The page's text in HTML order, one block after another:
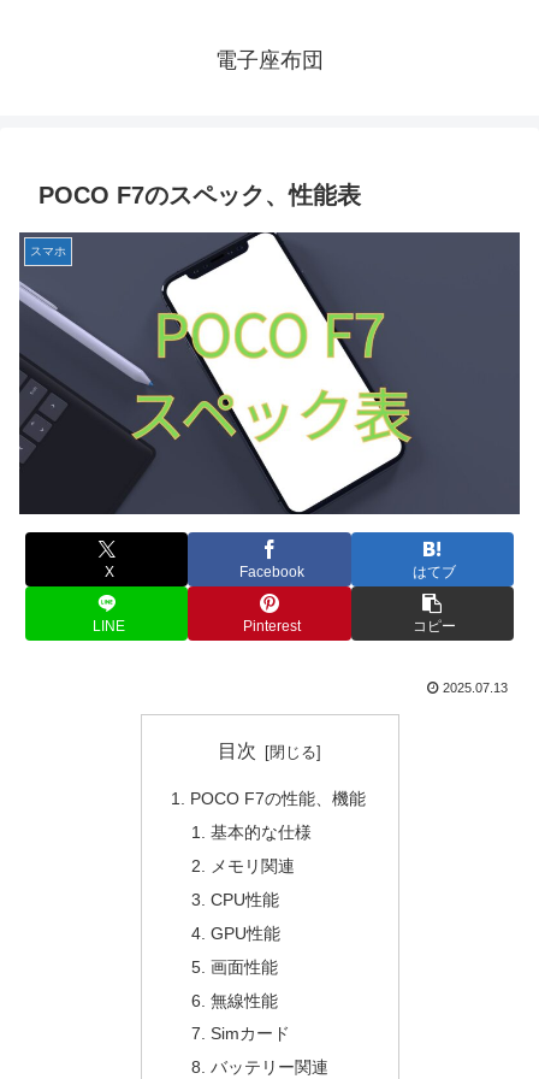
電子座布団
POCO F7のスペック、性能表
スマホ
X Facebook はてブ
LINE Pinterest コピー
2025.07.13
目次
POCO F7の性能、機能
基本的な仕様
メモリ関連
CPU性能
GPU性能
画面性能
無線性能
Simカード
バッテリー関連